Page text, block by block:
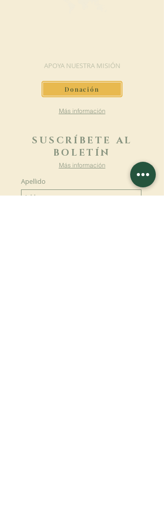
APOYA NUESTRA MISIÓN
Donación
Más información
SUSCRÍBETE AL
BOLETÍN
Más información
Apellido